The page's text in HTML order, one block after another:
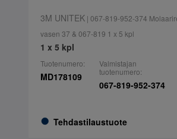
3M UNITEK| 067-819-952-374
vasen 37 & 067-819 1 x 5 kpl
1 x 5 kpl
Tuotenumero:
MD178109
Tehdastilaustuote
Valmistajan
tuotenumero:
067-819-952-374